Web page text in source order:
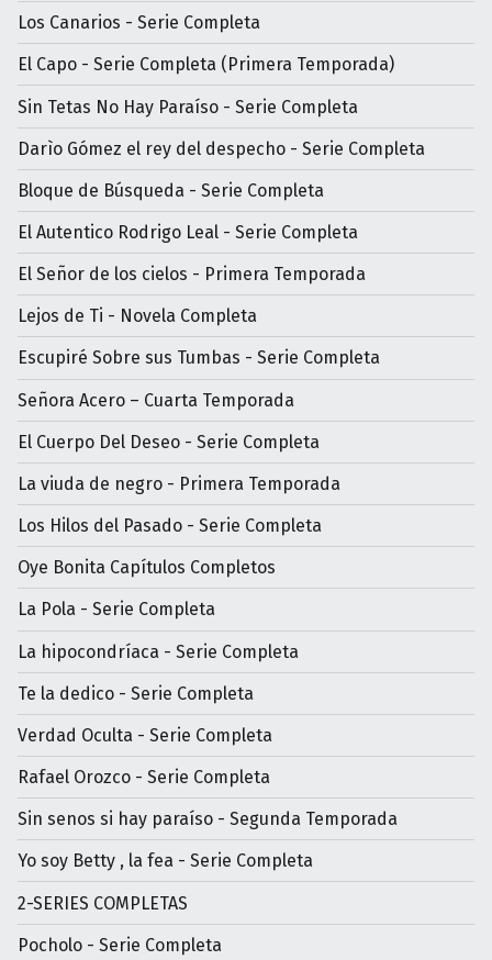
Los Canarios - Serie Completa
El Capo - Serie Completa (Primera Temporada)
Sin Tetas No Hay Paraíso - Serie Completa
Darìo Gómez el rey del despecho - Serie Completa
Bloque de Búsqueda - Serie Completa
El Autentico Rodrigo Leal - Serie Completa
El Señor de los cielos - Primera Temporada
Lejos de Ti - Novela Completa
Escupiré Sobre sus Tumbas - Serie Completa
Señora Acero – Cuarta Temporada
El Cuerpo Del Deseo - Serie Completa
La viuda de negro - Primera Temporada
Los Hilos del Pasado - Serie Completa
Oye Bonita Capítulos Completos
La Pola - Serie Completa
La hipocondríaca - Serie Completa
Te la dedico - Serie Completa
Verdad Oculta - Serie Completa
Rafael Orozco - Serie Completa
Sin senos si hay paraíso - Segunda Temporada
Yo soy Betty , la fea - Serie Completa
2-SERIES COMPLETAS
Pocholo - Serie Completa